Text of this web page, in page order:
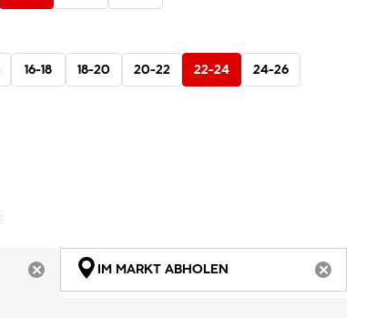
16-18 18-20 20-22 22-24 24-26
ARTIKEL NICHT VERFÜGBAR
IM MARKT ABHOLEN